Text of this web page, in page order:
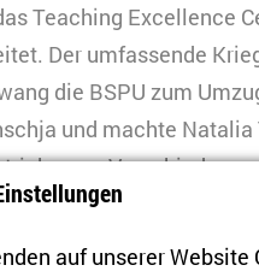
Teaching Excellence
Der umfassende
die BSPU zum
und machte Natalia
Verschiedene
die sich mit der
von Akademiker*innen
auf unserer Website